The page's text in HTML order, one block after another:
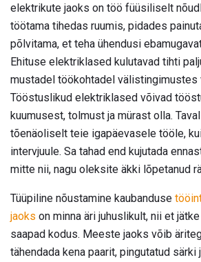
elektrikute jaoks on töö füüsiliselt
töötama tihedas ruumis, pidades
põlvitama, et teha ühendusi
Ehituse elektriklased kulutavad tihti
mustadel töökohtadel välistingimustes
Tööstuslikud elektriklased võivad
kuumusest, tolmust ja mürast olla.
tõenäoliselt teie igapäevasele tööle,
intervjuule. Sa tahad end kujutada
mitte nii, nagu oleksite äkki lõpetanud
Tüüpiline nõustamine kaubanduse
jaoks on minna äri juhuslikult, nii et
saapad kodus. Meeste jaoks võib
tähendada kena paarit, pingutatud